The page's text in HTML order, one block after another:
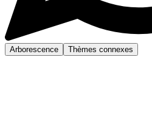
Arborescence Thèmes connexes